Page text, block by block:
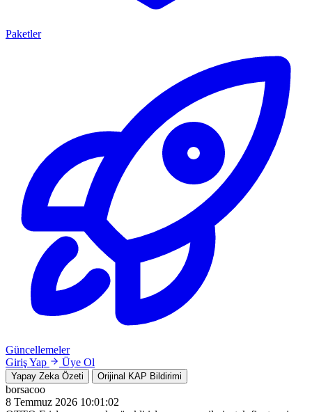
Paketler
Güncellemeler
Giriş Yap
Üye Ol
Yapay Zeka Özeti Orijinal KAP Bildirimi
borsacoo
8 Temmuz 2026 10:01:02